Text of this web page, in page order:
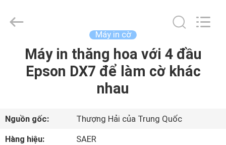
NHÀ
VIDEO
Shanghai
Color
Máy in cờ
Máy in thăng hoa với 4 đầu
Epson DX7 để làm cờ khác
nhau
Nguồn gốc:
Thượng Hải của Trung Quốc
Hàng hiệu:
SAER